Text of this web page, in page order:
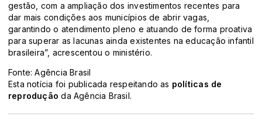
gestão, com a ampliação dos investimentos recentes para
dar mais condições aos municípios de abrir vagas,
garantindo o atendimento pleno e atuando de forma proativa
para superar as lacunas ainda existentes na educação infantil
brasileira”, acrescentou o ministério.
Fonte: Agência Brasil
Esta notícia foi publicada respeitando as políticas de
reprodução da Agência Brasil.